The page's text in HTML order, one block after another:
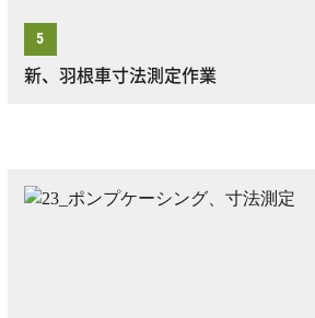
新、羽根車寸法測定作業